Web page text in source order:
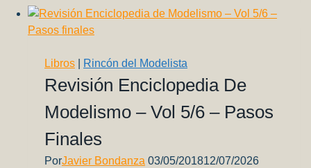
Libros Rincón del Modelista
Revisión Enciclopedia De
Modelismo – Vol 5/6 – Pasos
Finales
PorJavier Bondanza 03/05/201812/07/2026